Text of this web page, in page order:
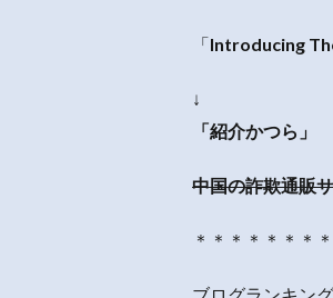
「Introducing
↓
「紹介かつら」
中国の詐欺通販
＊＊＊＊＊＊＊